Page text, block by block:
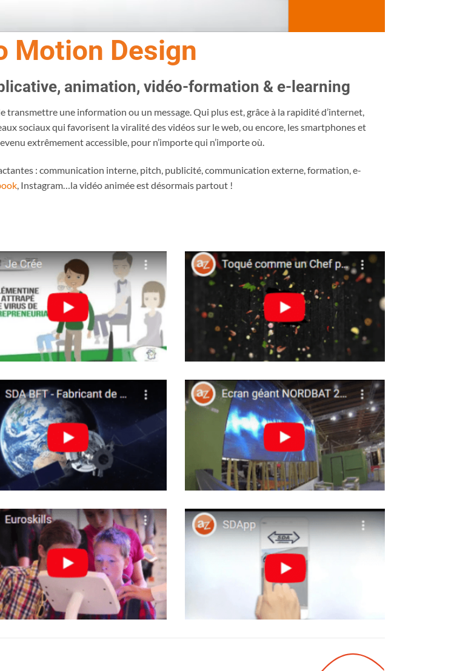
Motion Design
animation, vidéo-formation & e-learning
transmettre une information ou un message. Qui plus est, grâce à la rapidité d’internet,
sociaux qui favorisent la viralité des vidéos sur le web, ou encore, les smartphones et
extrêmement accessible, pour n’importe qui n’importe où.
: communication interne, pitch, publicité, communication externe, formation, e-
, Instagram…la vidéo animée est désormais partout !